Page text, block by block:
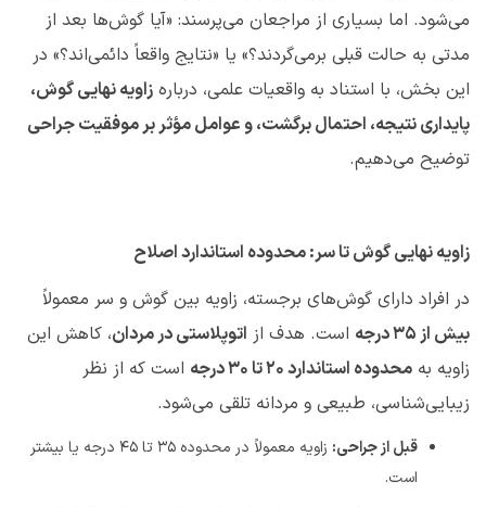
می‌شود. اما بسیاری از مراجعان می‌پرسند: «آیا گوش‌ها بعد از
مدتی به حالت قبلی برمی‌گردند؟» یا «نتایج واقعاً دائمی‌اند؟» در
این بخش، با استناد به واقعیات علمی، درباره زاویه نهایی گوش،
پایداری نتیجه، احتمال برگشت، و عوامل مؤثر بر موفقیت جراحی
توضیح می‌دهیم.
زاویه نهایی گوش تا سر: محدوده استاندارد اصلاح
در افراد دارای گوش‌های برجسته، زاویه بین گوش و سر معمولاً
بیش از ۳۵درجه است. هدف از اتوپلاستی در مردان، کاهش این
زاویه به محدوده استاندارد۲۰تا۳۰درجه است که از نظر
زیبایی‌شناسی، طبیعی و مردانه تلقی می‌شود.
قبل از جراحی: زاویه معمولاً در محدوده ۳۵ تا۴۵ درجه یا بیشتر
است.